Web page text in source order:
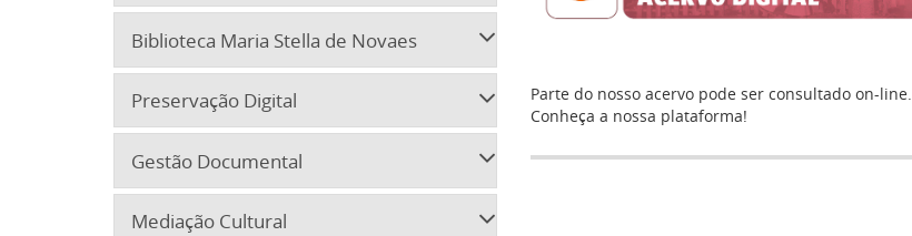
Biblioteca Maria Stella de Novaes
Preservação Digital
Gestão Documental
Mediação Cultural
Parte do nosso acervo pode ser consultado on-line.
Conheça a nossa plataforma!